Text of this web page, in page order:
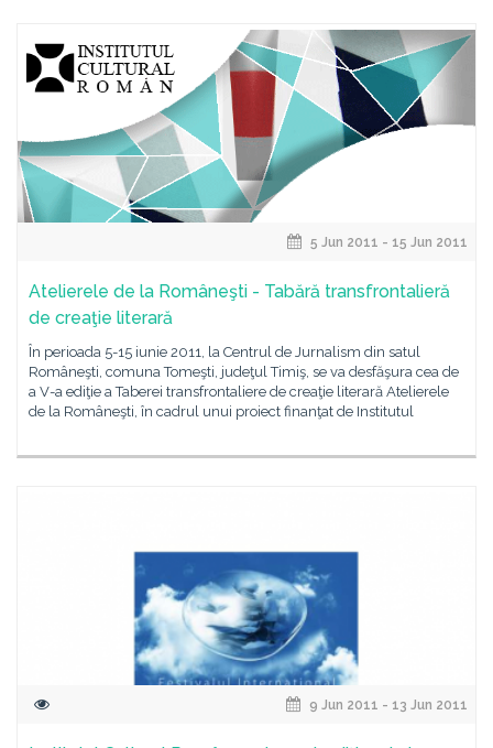
5 Jun 2011 - 15 Jun 2011
Atelierele de la Româneşti - Tabără transfrontalieră
de creaţie literară
În perioada 5-15 iunie 2011, la Centrul de Jurnalism din satul
Româneşti, comuna Tomeşti, judeţul Timiş, se va desfăşura cea de
a V-a ediţie a Taberei transfrontaliere de creaţie literară Atelierele
de la Româneşti, în cadrul unui proiect finanţat de Institutul
9 Jun 2011 - 13 Jun 2011